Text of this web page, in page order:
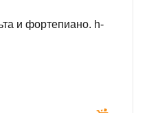
и фортепиано. h-